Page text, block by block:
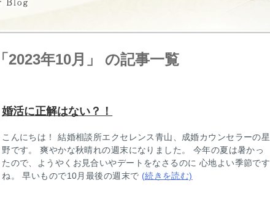
「2023年10月」 の記事一覧
婚活に正解はない？！
こんにちは！ 結婚相談所エクセレンス青山、成婚カウンセラーの星
野です。 爽やかな秋晴れの週末になりました。 今年の夏は暑かっ
たので、ようやくお見合いやデートをなさるのに 心地よい季節です
ね。 早いもので10月最後の週末で (続きを読む)